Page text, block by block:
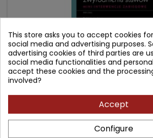
NOWOCZESNE LECZENIE
INTERWENCJE
Author: Mirosław Jabłoński
This store asks you to accept cookies
social media and advertising purposes.
advertising cookies of third parties are
social media functionalities and
accept these cookies and the
involved?
Accept
Configure